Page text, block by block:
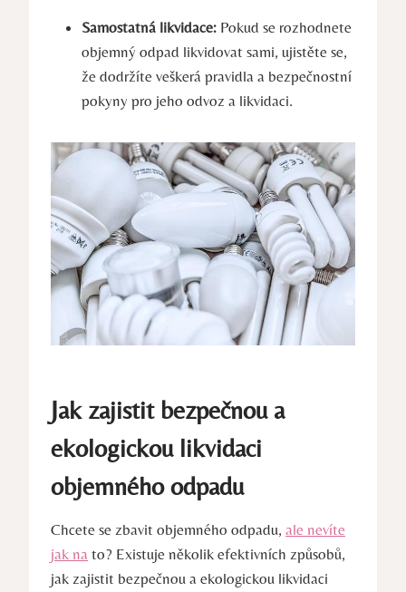
Samostatná likvidace: Pokud se rozhodnete
objemný odpad likvidovat sami, ujistěte se,
že dodržíte veškerá pravidla a bezpečnostní
pokyny pro jeho odvoz a likvidaci.
Jak zajistit bezpečnou a
ekologickou likvidaci
objemného odpadu
Chcete se zbavit objemného odpadu, ale nevíte
jak na to? Existuje několik efektivních způsobů,
jak zajistit bezpečnou a ekologickou likvidaci